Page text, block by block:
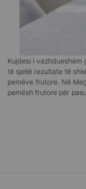
Kujdesi i vazhdueshëm
të sjellë rezultate të
pemëve frutore. Në
pemësh frutore për